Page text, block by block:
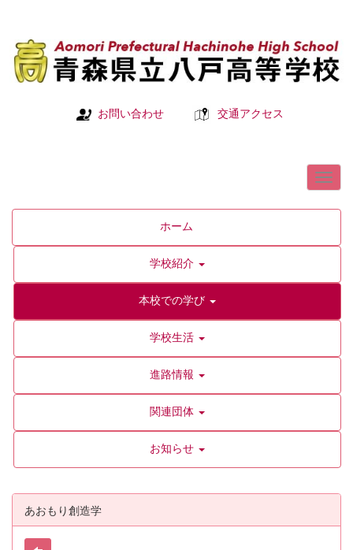
お問い合わせ 交通アクセス
ホーム
学校紹介
本校での学び
学校生活
進路情報
関連団体
お知らせ
あおもり創造学